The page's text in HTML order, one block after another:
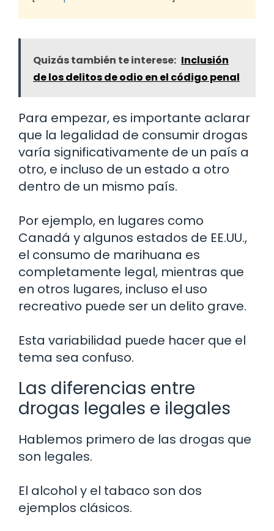
Quizás también te interese: Inclusión
de los delitos de odio en el código penal
Para empezar, es importante aclarar
que la legalidad de consumir drogas
varía significativamente de un país a
otro, e incluso de un estado a otro
dentro de un mismo país.
Por ejemplo, en lugares como
Canadá y algunos estados de EE.UU.,
el consumo de marihuana es
completamente legal, mientras que
en otros lugares, incluso el uso
recreativo puede ser un delito grave.
Esta variabilidad puede hacer que el
tema sea confuso.
Las diferencias entre
drogas legales e ilegales
Hablemos primero de las drogas que
son legales.
El alcohol y el tabaco son dos
ejemplos clásicos.